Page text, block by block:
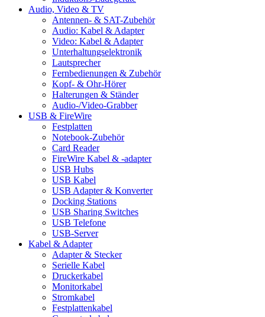
Audio, Video & TV
Antennen- & SAT-Zubehör
Audio: Kabel & Adapter
Video: Kabel & Adapter
Unterhaltungselektronik
Lautsprecher
Fernbedienungen & Zubehör
Kopf- & Ohr-Hörer
Halterungen & Ständer
Audio-/Video-Grabber
USB & FireWire
Festplatten
Notebook-Zubehör
Card Reader
FireWire Kabel & -adapter
USB Hubs
USB Kabel
USB Adapter & Konverter
Docking Stations
USB Sharing Switches
USB Telefone
USB-Server
Kabel & Adapter
Adapter & Stecker
Serielle Kabel
Druckerkabel
Monitorkabel
Stromkabel
Festplattenkabel